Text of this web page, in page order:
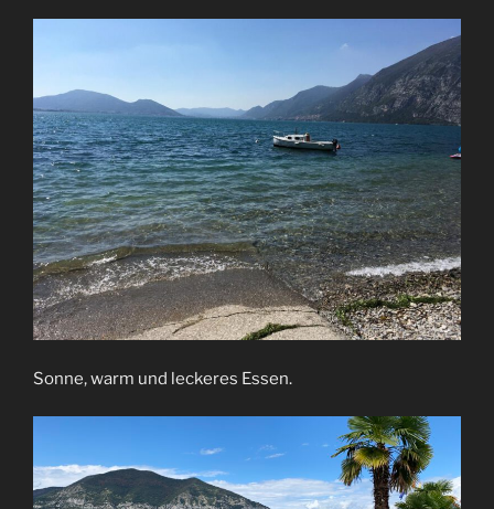
Sonne, warm und leckeres Essen.